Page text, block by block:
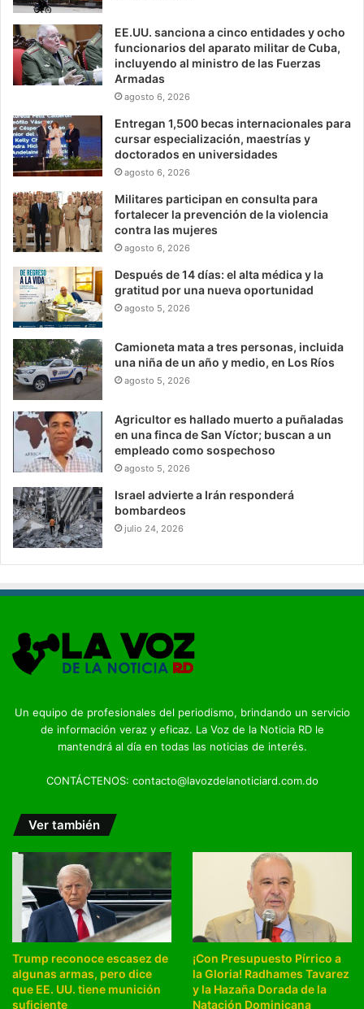
EE.UU. sanciona a cinco entidades y ocho
funcionarios del aparato militar de Cuba,
incluyendo al ministro de las Fuerzas
Armadas
agosto 6, 2026
Entregan 1,500 becas internacionales para
cursar especialización, maestrías y
doctorados en universidades
agosto 6, 2026
Militares participan en consulta para
fortalecer la prevención de la violencia
contra las mujeres
agosto 6, 2026
Después de 14 días: el alta médica y la
gratitud por una nueva oportunidad
agosto 5, 2026
Camioneta mata a tres personas, incluida
una niña de un año y medio, en Los Ríos
agosto 5, 2026
Agricultor es hallado muerto a puñaladas
en una finca de San Víctor; buscan a un
empleado como sospechoso
agosto 5, 2026
Israel advierte a Irán responderá
bombardeos
julio 24, 2026
Un equipo de profesionales del periodismo, brindando un servicio
de información veraz y eficaz. La Voz de la Noticia RD le
mantendrá al día en todas las noticias de interés.
CONTÁCTENOS: contacto@lavozdelanoticiard.com.do
Ver también
Trump reconoce escasez de
algunas armas, pero dice
que EE. UU. tiene munición
suficiente
¡Con Presupuesto Pírrico a
la Gloria! Radhames Tavarez
y la Hazaña Dorada de la
Natación Dominicana